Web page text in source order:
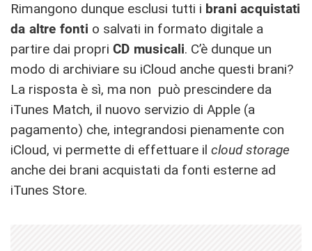
Rimangono dunque esclusi tutti i brani acquistati
da altre fonti o salvati in formato digitale a
partire dai propri CD musicali. C’è dunque un
modo di archiviare su iCloud anche questi brani?
La risposta è sì, ma non può prescindere da
iTunes Match, il nuovo servizio di Apple (a
pagamento) che, integrandosi pienamente con
iCloud, vi permette di effettuare il cloud storage
anche dei brani acquistati da fonti esterne ad
iTunes Store.